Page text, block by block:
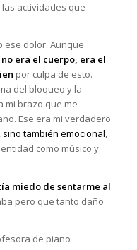
actividades que
ese dolor. Aunque
era el cuerpo, era el
por culpa de esto.
del bloqueo y la
mi brazo que me
Ese era mi verdadero
sino también emocional,
como músico y
miedo de sentarme al
pero que tanto daño
de piano